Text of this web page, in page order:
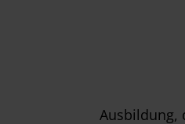
Ausbildung,